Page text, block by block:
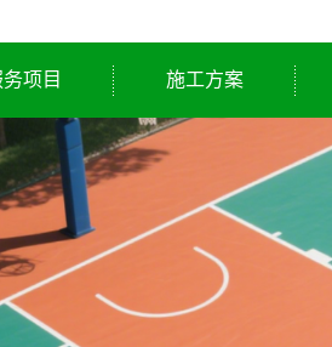
务项目 施工方案